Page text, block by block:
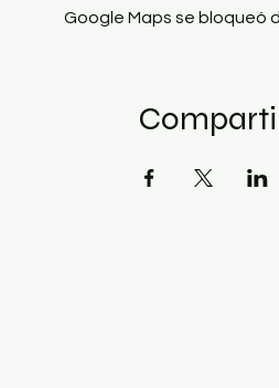
Google Maps se bloqueó